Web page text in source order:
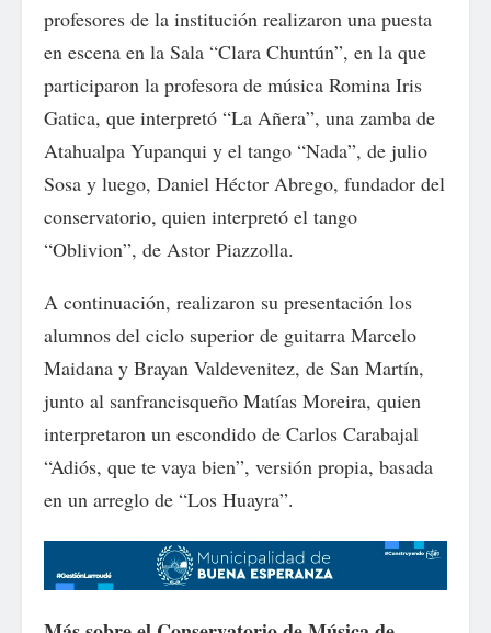
profesores de la institución realizaron una puesta
en escena en la Sala “Clara Chuntún”, en la que
participaron la profesora de música Romina Iris
Gatica, que interpretó “La Añera”, una zamba de
Atahualpa Yupanqui y el tango “Nada”, de julio
Sosa y luego, Daniel Héctor Abrego, fundador del
conservatorio, quien interpretó el tango
“Oblivion”, de Astor Piazzolla.
A continuación, realizaron su presentación los
alumnos del ciclo superior de guitarra Marcelo
Maidana y Brayan Valdevenitez, de San Martín,
junto al sanfrancisqueño Matías Moreira, quien
interpretaron un escondido de Carlos Carabajal
“Adiós, que te vaya bien”, versión propia, basada
en un arreglo de “Los Huayra”.